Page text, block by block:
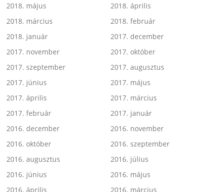
2018. május
2018. április
2018. március
2018. február
2018. január
2017. december
2017. november
2017. október
2017. szeptember
2017. augusztus
2017. június
2017. május
2017. április
2017. március
2017. február
2017. január
2016. december
2016. november
2016. október
2016. szeptember
2016. augusztus
2016. július
2016. június
2016. május
2016. április
2016. március